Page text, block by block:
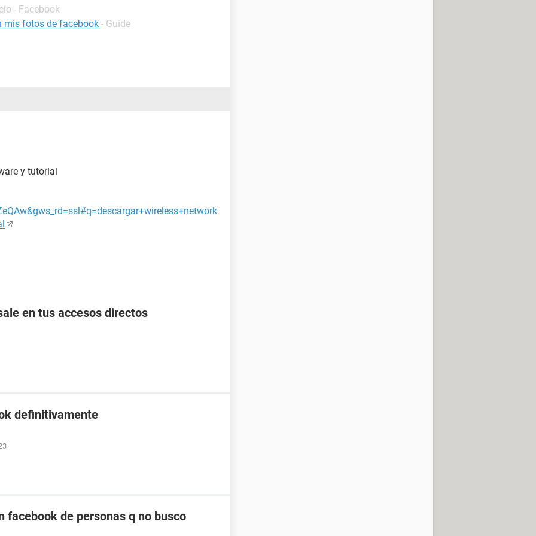
- Facebook
mis fotos de facebook - Guide
y tutorial
en tus accesos directos
definitivamente
facebook de personas q no busco